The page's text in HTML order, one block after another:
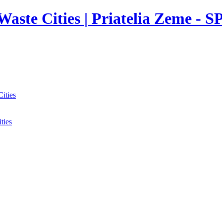
Cities | Priatelia Zeme -